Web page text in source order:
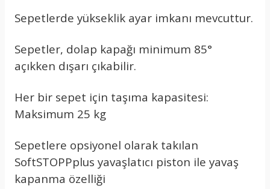
Sepetlerde yükseklik ayar imkanı mevcuttur.
Sepetler, dolap kapağı minimum 85°
açıkken dışarı çıkabilir.
Her bir sepet için taşıma kapasitesi:
Maksimum 25 kg
Sepetlere opsiyonel olarak takılan
SoftSTOPPplus yavaşlatıcı piston ile yavaş
kapanma özelliği